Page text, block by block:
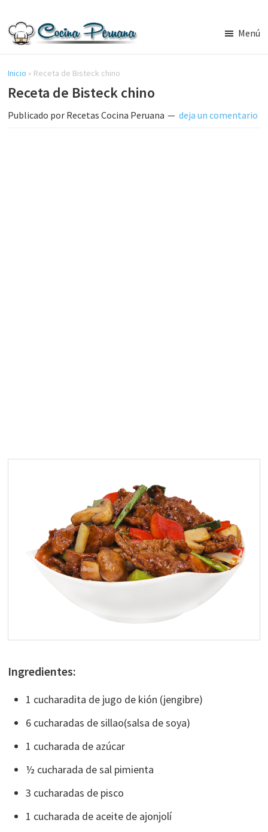
contenido
lateral
principal
Cocina
Peruana,
Recetas
de
Comida
Menú
Inicio » Receta de Bisteck chino
Receta de Bisteck chino
Publicado por Recetas Cocina Peruana deja un comentario
Ingredientes:
1 cucharadita de jugo de kión (jengibre)
6 cucharadas de sillao(salsa de soya)
1 cucharada de azúcar
½ cucharada de sal pimienta
3 cucharadas de pisco
1 cucharada de aceite de ajonjolí